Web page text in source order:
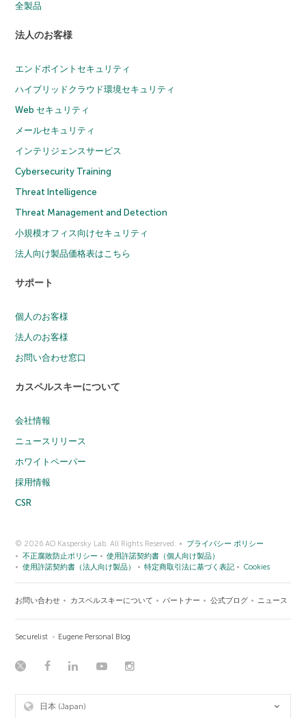
全製品
法人のお客様
エンドポイントセキュリティ
ハイブリッドクラウド環境セキュリティ
Web セキュリティ
メールセキュリティ
インテリジェンスサービス
Cybersecurity Training
Threat Intelligence
Threat Management and Detection
小規模オフィス向けセキュリティ
法人向け製品価格表はこちら
サポート
個人のお客様
法人のお客様
お問い合わせ窓口
カスペルスキーについて
会社情報
ニュースリリース
ホワイトペーパー
採用情報
CSR
© 2026 AO Kaspersky Lab. All Rights Reserved.
プライバシー ポリシー
不正腐敗防止ポリシー
使用許諾契約書（個人向け製品）
使用許諾契約書（法人向け製品）
特定商取引法に基づく表記 Cookies
お問い合わせ カスペルスキーについて パートナー 公式ブログ ニュース
Securelist Eugene Personal Blog
日本 (Japan)